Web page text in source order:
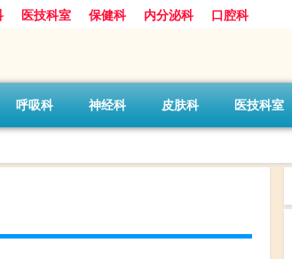
医技科室 保健科 内分泌科 口腔科
呼吸科 神经科 皮肤科 医技科室